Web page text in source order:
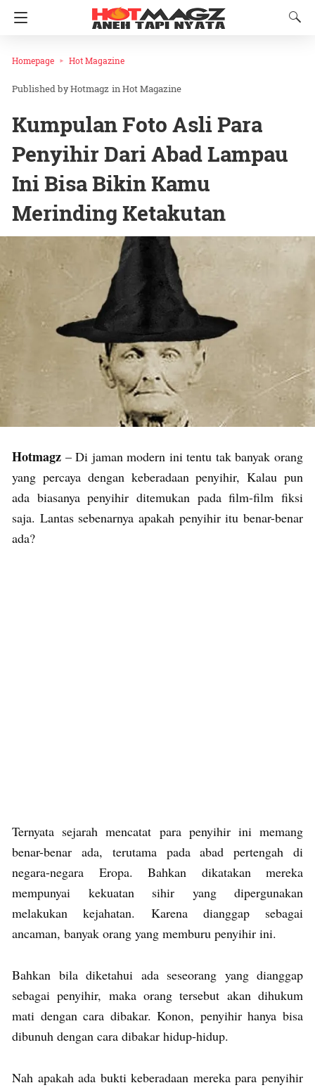
Homepage Hot Magazine
Hotmagz inHot Magazine
Kumpulan Foto Asli Para
Penyihir Dari Abad Lampau
Ini Bisa Bikin Kamu
Merinding Ketakutan
Hotmagz – Di jaman modern ini tentu tak banyak orang
yang percaya dengan keberadaan penyihir, Kalau pun
ada biasanya penyihir ditemukan pada film-film fiksi
saja. Lantas sebenarnya apakah penyihir itu benar-benar
ada?
Ternyata sejarah mencatat para penyihir ini memang
benar-benar ada, terutama pada abad pertengah di
negara-negara Eropa. Bahkan dikatakan mereka
mempunyai kekuatan sihir yang dipergunakan
melakukan kejahatan. Karena dianggap sebagai
ancaman, banyak orang yang memburu penyihir ini.
Bahkan bila diketahui ada seseorang yang dianggap
sebagai penyihir, maka orang tersebut akan dihukum
mati dengan cara dibakar. Konon, penyihir hanya bisa
dibunuh dengan cara dibakar hidup-hidup.
Nah apakah ada bukti keberadaan mereka para penyihir